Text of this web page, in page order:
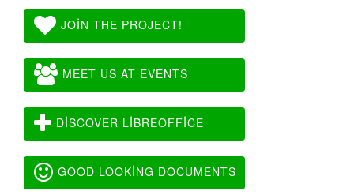
JOIN THE PROJECT!
MEET US AT EVENTS
DISCOVER LIBREOFFICE
GOOD LOOKING DOCUMENTS